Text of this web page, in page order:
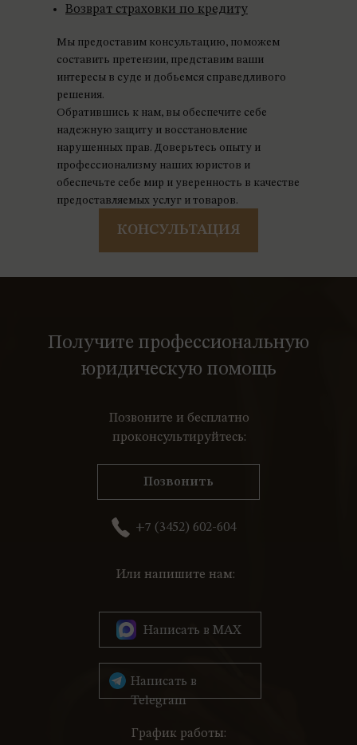
Мы предоставим консультацию, поможем
составить претензии, представим ваши
интересы в суде и добьемся справедливого
решения.
Обратившись к нам, вы обеспечите себе
надежную защиту и восстановление
нарушенных прав. Доверьтесь опыту и
профессионализму наших юристов и
обеспечьте себе мир и уверенность в качестве
предоставляемых услуг и товаров.
КОНСУЛЬТАЦИЯ
Возврат страховки по кредиту
Получите профессиональную
юридическую помощь
Позвоните и бесплатно
проконсультируйтесь:
+7 (3452) 602-604
Или напишите нам:
График работы:
Позвонить
Написать в MAX
Написать в
Telegram